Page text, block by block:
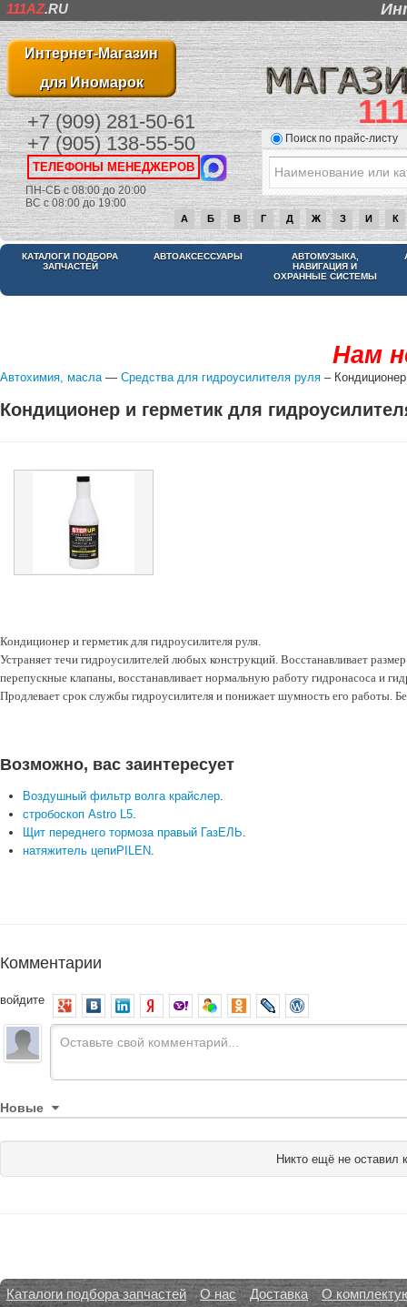
111AZ.RU
Интернет-Магазин
для Иномарок
+7 (909) 281-50-61
+7 (905) 138-55-50
ТЕЛЕФОНЫ МЕНЕДЖЕРОВ
ПН-СБ с 08:00 до 20:00
ВС с 08:00 до 19:00
Поиск по прайс-листу
А Б В Г Д Ж З И К
КАТАЛОГИ ПОДБОРА
ЗАПЧАСТЕЙ
АВТОАКСЕССУАРЫ
АВТОМУЗЫКА,
НАВИГАЦИЯ И
ОХРАННЫЕ СИСТЕМЫ
Нам
Автохимия, масла— Средства для гидроусилителя руля –
Кондиционер и герметик для
Кондиционер и герметик для гидроусилителя руля.
Устраняет течи гидроусилителей любых конструкций. Восстанавливает
перепускные клапаны, восстанавливает нормальную работу гидронасоса и
Продлевает срок службы гидроусилителя и понижает шумность его работы.
Возможно, вас заинтересует
Воздушный фильтр волга крайслер.
стробоскоп Astro L5.
Щит переднего тормоза правый ГазЕЛЬ.
натяжитель цепиPILEN.
Комментарии
войдите
Новые
Никто ещё не оставил
Каталоги подбора запчастей О нас Доставка
О